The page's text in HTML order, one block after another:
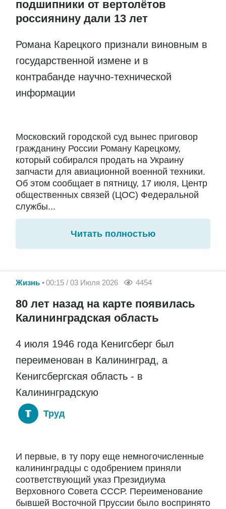
подшипники от вертолётов
россиянину дали 13 лет
Романа Карецкого признали виновным в
государственной измене и в
контрабанде научно-технической
информации
Московский городской суд вынес приговор
гражданину России Роману Карецкому,
который собирался продать на Украину
запчасти для авиационной военной техники.
Об этом сообщает в пятницу, 17 июля, Центр
общественных связей (ЦОС) Федеральной
службы...
Читать полностью
Жизнь 00:15 / 03 Июля 2026 4454
80 лет назад на карте появилась
Калининградская область
4 июля 1946 года Кенигсберг был
переименован в Калининград, а
Кенигсбергская область - в
Калининградскую
Труд
И первые, в ту пору еще немногочисленные
калининградцы с одобрением приняли
соответствующий указ Президиума
Верховного Совета СССР. Переименование
бывшей Восточной Пруссии было воспринято